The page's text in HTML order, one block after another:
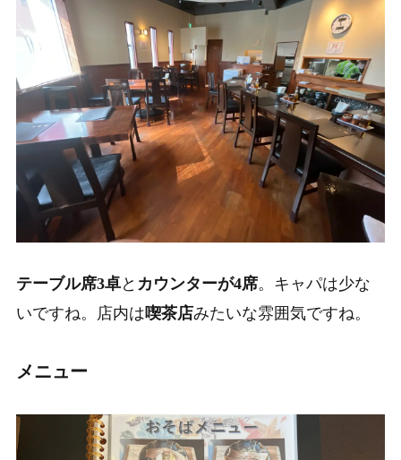
テーブル席3卓と カウンターが4席。キャパは少な
いですね。店内は喫茶店みたいな雰囲気ですね。
メニュー